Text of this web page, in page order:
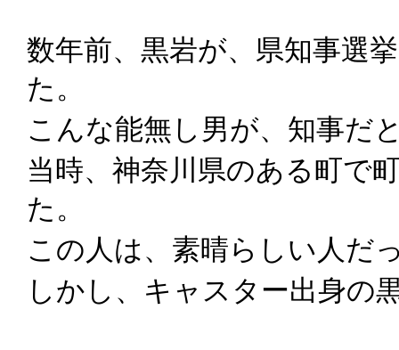
数年前、黒岩が、県知事選
た。
こんな能無し男が、知事だ
当時、神奈川県のある町で
た。
この人は、素晴らしい人だ
しかし、キャスター出身の